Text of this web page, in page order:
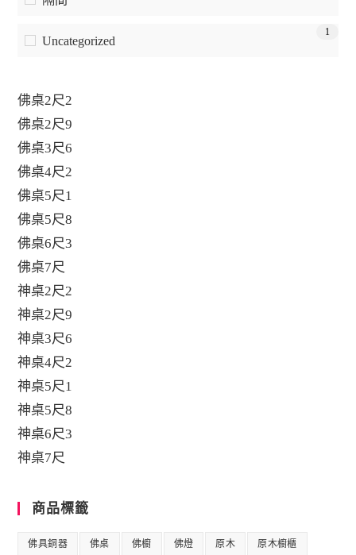
Uncategorized
1
佛桌2尺2
佛桌2尺9
佛桌3尺6
佛桌4尺2
佛桌5尺1
佛桌5尺8
佛桌6尺3
佛桌7尺
神桌2尺2
神桌2尺9
神桌3尺6
神桌4尺2
神桌5尺1
神桌5尺8
神桌6尺3
神桌7尺
商品標籤
佛具銅器 佛桌 佛櫥 佛燈 原木 原木櫥櫃